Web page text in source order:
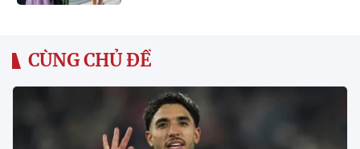
CÙNG CHỦ ĐỀ